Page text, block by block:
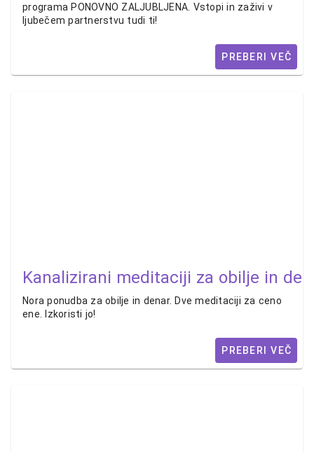
programa PONOVNO ZALJUBLJENA. Vstopi in zaživi v
ljubečem partnerstvu tudi ti!
PREBERI VEČ
Kanalizirani meditaciji za obilje in
Nora ponudba za obilje in denar. Dve meditaciji za ceno
ene. Izkoristi jo!
PREBERI VEČ